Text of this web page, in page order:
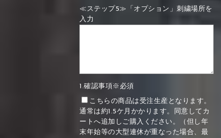
≪ステップ5≫「オプション」刺繍場所を
入力
1.確認事項※必須
こちらの商品は受注生産となります。
通常は約1.5ケ月かかります。同意してカ
ートへ追加しご購入ください。（但し年
末年始等の大型連休が重なった場合、最